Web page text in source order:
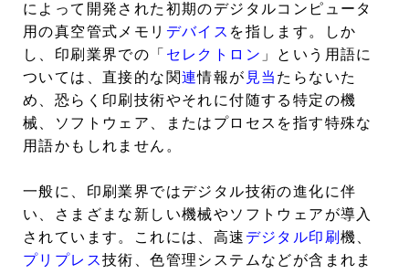
によって開発された初期のデジタルコンピュータ
用の真空管式メモリ デバイス を指します。しか
し、印刷業界での「 セレクトロン 」という用語に
ついては、直接的な関連情報が 見当 たらないた
め、恐らく印刷技術やそれに付随する特定の機
械、ソフトウェア、またはプロセスを指す特殊な
用語かもしれません。
一般に、印刷業界ではデジタル技術の進化に伴
い、さまざまな新しい機械やソフトウェアが導入
されています。これには、高速 デジタル印刷機、
プリプレス技術、色管理システムなどが含まれま